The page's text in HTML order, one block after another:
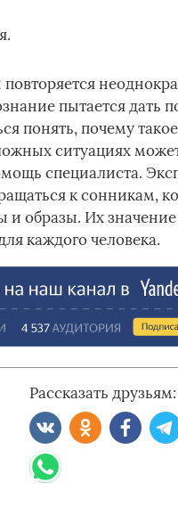
пытается дать
понять, почему такое
ситуациях
специалиста.
к сонникам,
и образы. Их значение
каждого человека.
Рассказать друзьям: